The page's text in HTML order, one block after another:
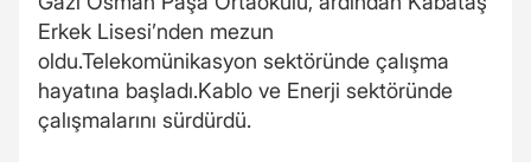
Erkek Lisesi’nden mezun
oldu.Telekomünikasyon sektöründe çalışma
hayatına başladı.Kablo ve Enerji sektöründe
çalışmalarını sürdürdü.